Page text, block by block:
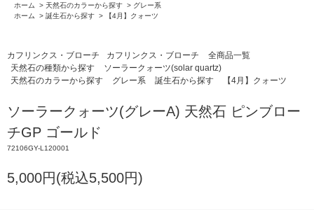
ホーム
> 天然石のカラーから探す > グレー系
ホーム
> 誕生石から探す > 【4月】クォーツ
カフリンクス・ブローチ カフリンクス・ブローチ
全商品一覧
天然石の種類から探す
ソーラークォーツ(solar quartz)
天然石のカラーから探す
グレー系 誕生石から探す 【4月】クォーツ
ソーラークォーツ(グレーA) 天然石 ピンブロー
チGP ゴールド
72106GY-L120001
5,000円(税込5,500円)